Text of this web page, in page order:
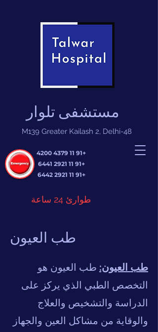
مستشفى تلوار
+91 11 4379 4200
+91 11 2921 6441
+91 11 2921 6442
طوارئ 24 ساعة
M139 Greater Kailash 2, Delhi-48
طب العيون
طب العيون: طب العيون هو
التخصص الطبي الذي يركز على
الدراسة والتشخيص والعلاج
والوقاية من مشاكل العين والجهاز